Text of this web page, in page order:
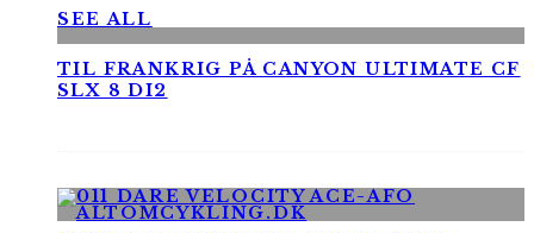
SEE ALL
TIL FRANKRIG PÅ CANYON ULTIMATE CF
SLX 8 DI2